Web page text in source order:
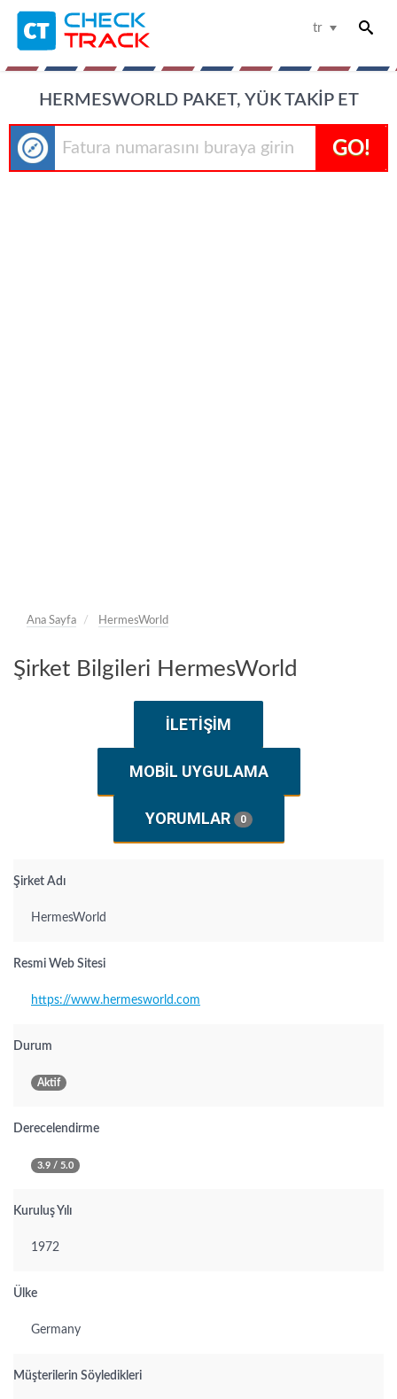
tr
HERMESWORLD PAKET, YÜK TAKIP ET
GO!
Ana Sayfa HermesWorld
Şirket Bilgileri HermesWorld
İLETIŞIM
MOBIL UYGULAMA
YORUMLAR 0
Şirket Adı
HermesWorld
Resmi Web Sitesi
https://www.hermesworld.com
Durum
Aktif
Derecelendirme
3.9 / 5.0
Kuruluş Yılı
1972
Ülke
Germany
Müşterilerin Söyledikleri